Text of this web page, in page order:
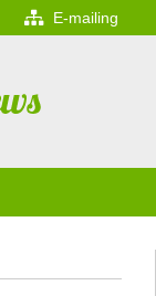
E-mailing